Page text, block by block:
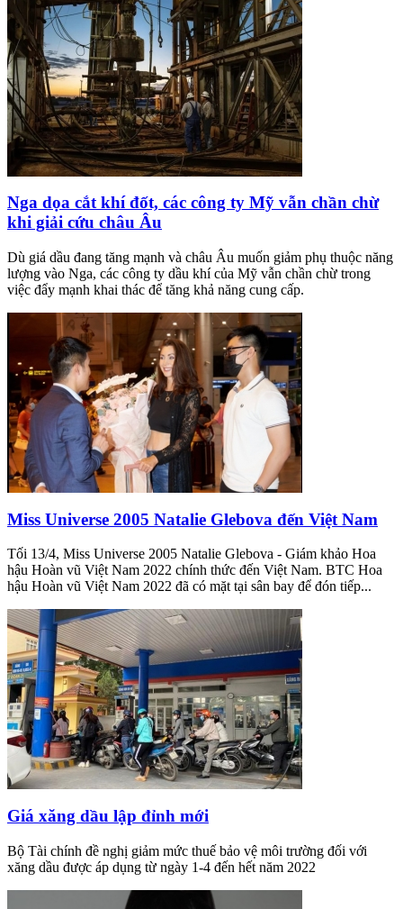
Nga dọa cắt khí đốt, các công ty Mỹ vẫn chần chừ
khi giải cứu châu Âu
Dù giá dầu đang tăng mạnh và châu Âu muốn giảm phụ thuộc năng
lượng vào Nga, các công ty dầu khí của Mỹ vẫn chần chừ trong
việc đẩy mạnh khai thác để tăng khả năng cung cấp.
Miss Universe 2005 Natalie Glebova đến Việt Nam
Tối 13/4, Miss Universe 2005 Natalie Glebova - Giám khảo Hoa
hậu Hoàn vũ Việt Nam 2022 chính thức đến Việt Nam. BTC Hoa
hậu Hoàn vũ Việt Nam 2022 đã có mặt tại sân bay để đón tiếp...
Giá xăng dầu lập đỉnh mới
Bộ Tài chính đề nghị giảm mức thuế bảo vệ môi trường đối với
xăng dầu được áp dụng từ ngày 1-4 đến hết năm 2022